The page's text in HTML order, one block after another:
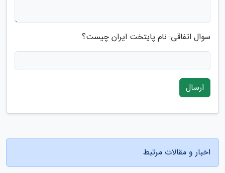
سوال اتفاقی: نام پایتخت ایران چیست؟
ارسال
اخبار و مقالات مرتبط